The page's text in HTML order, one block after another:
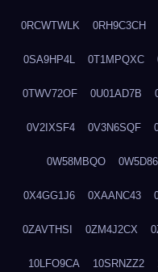
0RCWTWLK 0RH9C3CH
0SA9HP4L 0T1MPQXC
0TWV72OF 0U01AD7B
0V2IXSF4 0V3N6SQF
0W58MBQO
0X4GG1J6 0XAANC43
0ZAVTHSI 0ZM4J2CX
10LFO9CA 10SRNZZ2